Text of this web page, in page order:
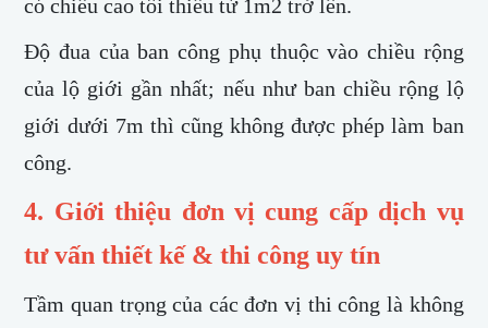
có chiều cao tối thiểu từ 1m2 trở lên.
Độ đua của ban công phụ thuộc vào chiều rộng
của lộ giới gần nhất; nếu như ban chiều rộng lộ
giới dưới 7m thì cũng không được phép làm ban
công.
4. Giới thiệu đơn vị cung cấp dịch vụ
tư vấn thiết kế & thi công uy tín
Tầm quan trọng của các đơn vị thi công là không